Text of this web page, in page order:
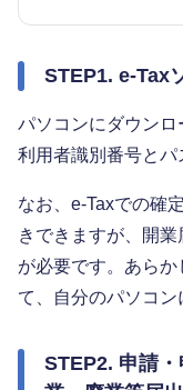
STEP1. e-Tax
パソコンにダウンロ
利用者識別番号とパ
なお、e-Taxでの確
きできますが、開
が必要です。あら
て、自分のパソコン
STEP2. 申請